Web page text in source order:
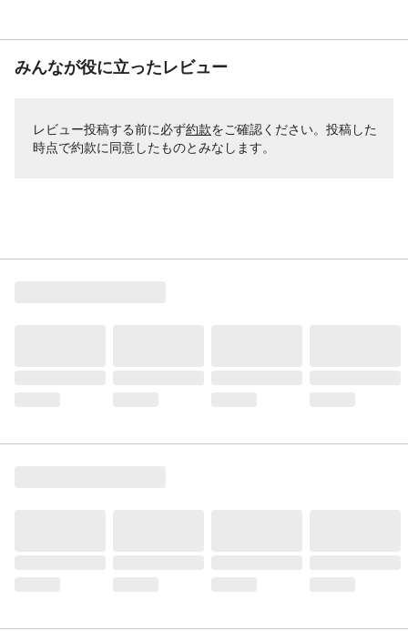
みんなが役に立ったレビュー
レビュー投稿する前に必ず約款をご確認ください。投稿した
時点で約款に同意したものとみなします。